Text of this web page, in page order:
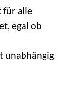
für alle
egal ob
unabhängig